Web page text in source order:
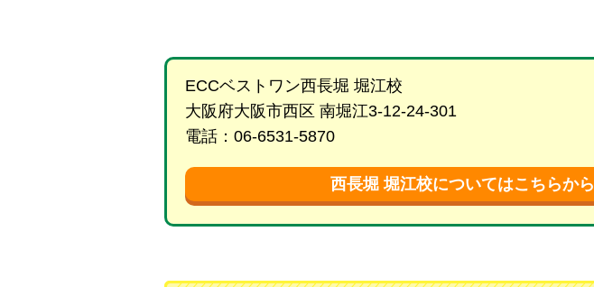
ECCベストワン西長堀 堀江校
大阪府大阪市西区 南堀江3-12-24-301
電話：06-6531-5870
西長堀 堀江校についてはこちらから